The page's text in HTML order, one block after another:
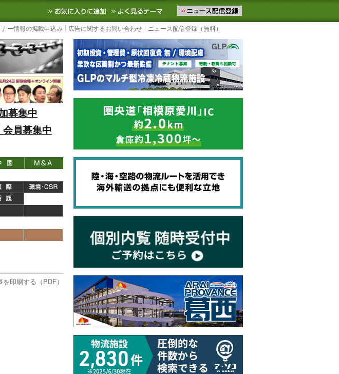
トなど国内外の最新の物流ニュースをお届けします。物流ニュースメール配信を登録す
お気に入りに追加 よく見るテーマ
ー情報の掲載申込み 広告に関するお問い合わせ ニュース配信登録（無料）
募集中
員募集中
を印刷する（PDF）